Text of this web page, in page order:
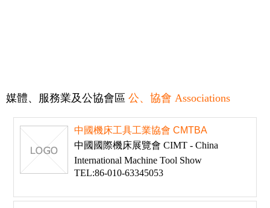
媒體、服務業及公協會區 公、協會 Associations
中國機床工具工業協會 CMTBA
中國國際機床展覽會 CIMT - China
International Machine Tool Show
TEL:86-010-63345053